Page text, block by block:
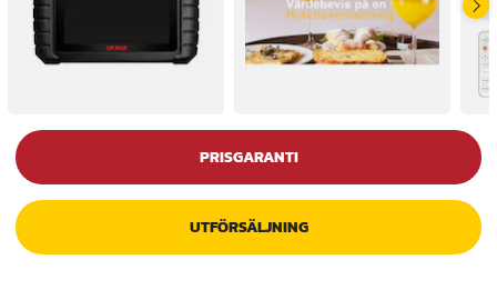
PRISGARANTI
UTFÖRSÄLJNING